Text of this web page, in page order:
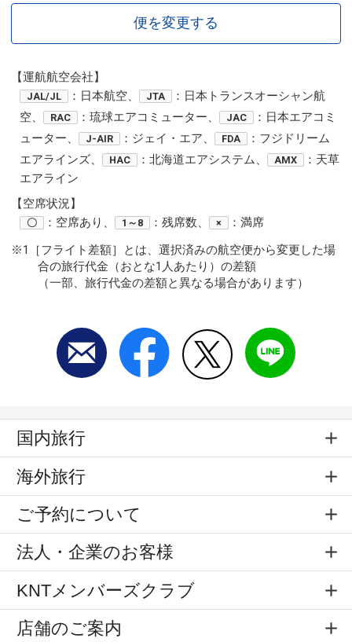
便を変更する
【運航航空会社】
JAL/JL ：日本航空、 JTA
：日本トランスオーシャン航
空、
RAC ：琉球エアコミューター、 JAC
：日本エアコミ
ューター、
J-AIR ：ジェイ・エア、 FDA
：フジドリーム
エアラインズ、
HAC ：北海道エアシステム、 AMX
：天草
エアライン
【空席状況】
〇 ：空席あり、 1～8 ：残席数、 ×
：満席
※1［フライト差額］とは、選択済みの航空便から変更した場
合の旅行代金（おとな1人あたり）の差額
（一部、旅行代金の差額と異なる場合があります）
国内旅行
海外旅行
ご予約について
法人・企業のお客様
KNTメンバーズクラブ
店舗のご案内